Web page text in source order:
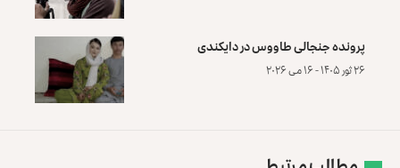
پرونده‌ جنجالی طاووس در دایکندی
۲۶ ثور ۱۴۰۵ - ۱۶ می ۲۰۲۶